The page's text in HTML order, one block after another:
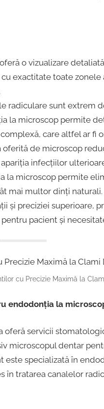
o vizualizare
exactitate toate zonele
radiculare sunt extrem
la microscop permite
care altfel ar fi
oferită de microscop
infecțiilor
la microscop permite
mai multor dinți naturali.
și preciziei superioare,
pacient și
cu Precizie Maximă la
endodonția la
oferă servicii
microscopul dentar
specializată în
în tratarea canalelor